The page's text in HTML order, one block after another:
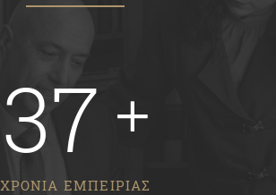
37
ΧΡΟΝΙΑ ΕΜΠΕΙΡΙΑΣ